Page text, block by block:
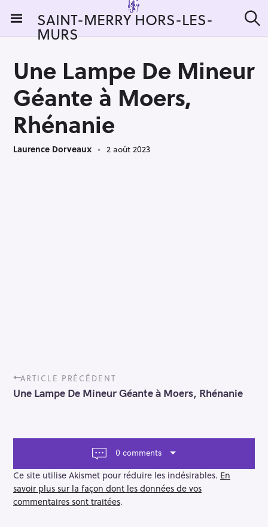
i
SAINT-MERRY HORS-LES-
MURS e
e
Une Lampe De Mineur
Géante à Moers,
Rhénanie
Laurence Dorveaux 2 août 2023
P
o
s
a
g
a
t
i
ARTICLE PRÉCÉDENT
Une Lampe De Mineur Géante à Moers, Rhénanie
0 comments
Ce site utilise Akismet pour réduire les indésirables. En
savoir plus sur la façon dont les données de vos
commentaires sont traitées.